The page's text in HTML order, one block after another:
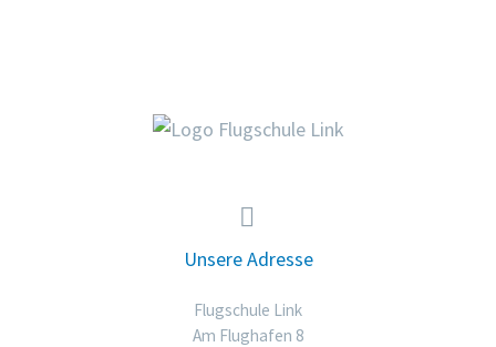


Unsere Adresse
Flugschule Link
Am Flughafen 8